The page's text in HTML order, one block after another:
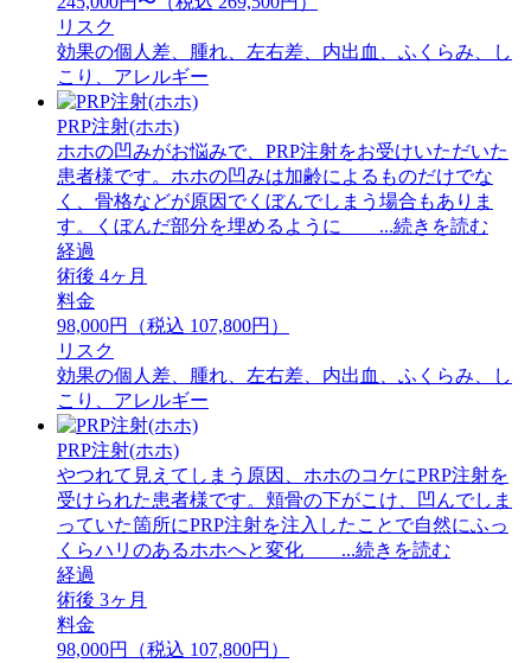
リスク
効果の個人差、腫れ、左右差、内出血、ふくらみ、し
こり、アレルギー
PRP注射(ホホ)
ホホの凹みがお悩みで、PRP注射をお受けいただいた
患者様です。ホホの凹みは加齢によるものだけでな
く、骨格などが原因でくぼんでしまう場合もありま
す。くぼんだ部分を埋めるように ...続きを読む
経過
術後 4ヶ月
料金
98,000円（税込 107,800円）
リスク
効果の個人差、腫れ、左右差、内出血、ふくらみ、し
こり、アレルギー
PRP注射(ホホ)
やつれて見えてしまう原因、ホホのコケにPRP注射を
受けられた患者様です。頬骨の下がこけ、凹んでしま
っていた箇所にPRP注射を注入したことで自然にふっ
くらハリのあるホホへと変化 ...続きを読む
経過
術後 3ヶ月
料金
98,000円（税込 107,800円）